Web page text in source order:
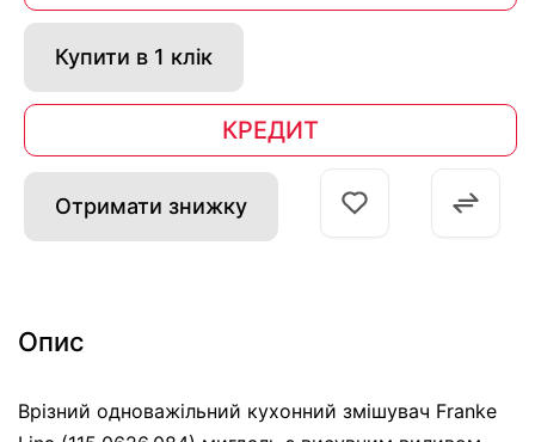
Купити в 1 клік
КРЕДИТ
Отримати знижку
Опис
Врізний одноважільний кухонний змішувач Franke